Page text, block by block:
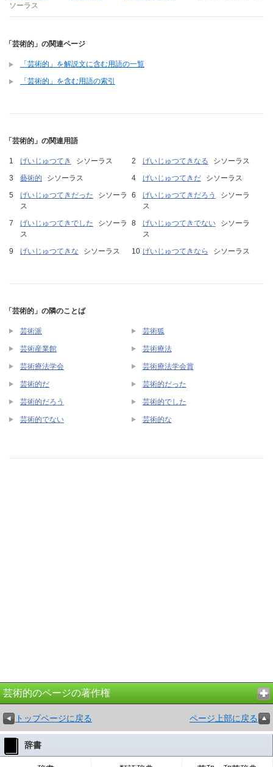
ソーラス
「芸術的」の関連ページ
「芸術的」を解説文に含む用語の一覧
「芸術的」を含む用語の索引
「芸術的」の関連用語
げいじゅつてき シソーラス げいじゅつてきなる
シソーラス
藝術的
シソーラス げいじゅつてきだ
シソーラス
げいじゅつてきだった
シソーラ
ス
げいじゅつてきだろう
シソーラ
ス
げいじゅつてきでした
シソーラ
ス
げいじゅつてきでない
シソーラ
ス
げいじゅつてきな
シソーラス げいじゅつてきなら シソーラス
「芸術的」の隣のことば
芸術派 芸術狐
芸術産業館 芸術療法
芸術療法学会 芸術療法学会賞
芸術的だ 芸術的だった
芸術的だろう 芸術的でした
芸術的でない 芸術的な
芸術的のページの著作権
トップページに戻る ページ上部に戻る
辞書